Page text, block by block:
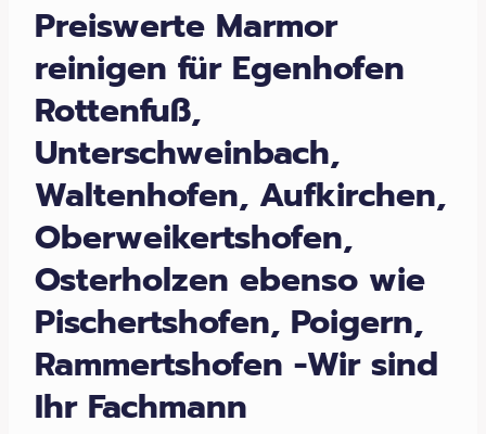
Preiswerte Marmor
reinigen für Egenhofen
Rottenfuß,
Unterschweinbach,
Waltenhofen, Aufkirchen,
Oberweikertshofen,
Osterholzen ebenso wie
Pischertshofen, Poigern,
Rammertshofen -Wir sind
Ihr Fachmann